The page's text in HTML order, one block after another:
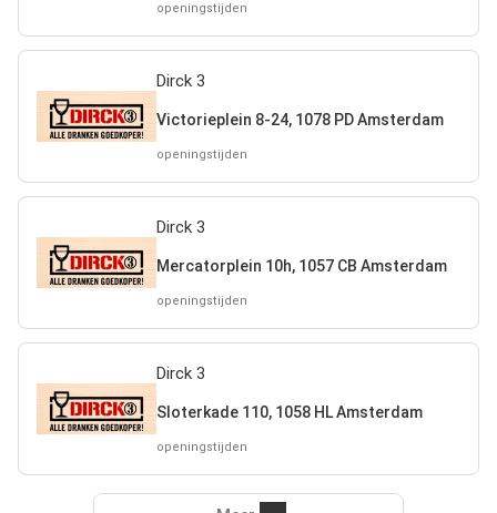
openingstijden
Dirck 3
Victorieplein 8-24, 1078 PD Amsterdam
openingstijden
Dirck 3
Mercatorplein 10h, 1057 CB Amsterdam
openingstijden
Dirck 3
Sloterkade 110, 1058 HL Amsterdam
openingstijden